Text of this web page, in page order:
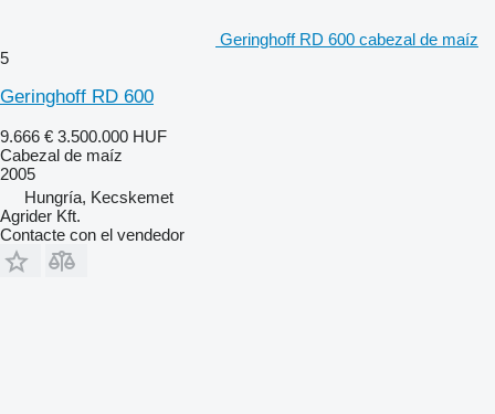
Geringhoff RD 600 cabezal de maíz
5
Geringhoff RD 600
9.666 € 3.500.000 HUF
Cabezal de maíz
2005
Hungría, Kecskemet
Agrider Kft.
Contacte con el vendedor